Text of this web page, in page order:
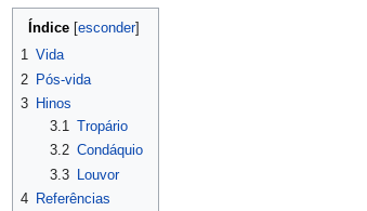
Índice[ esconder]
1 Vida
2 Pós-vida
3 Hinos
3.1 Tropário
3.2 Condáquio
3.3
Louvor
4 Referências